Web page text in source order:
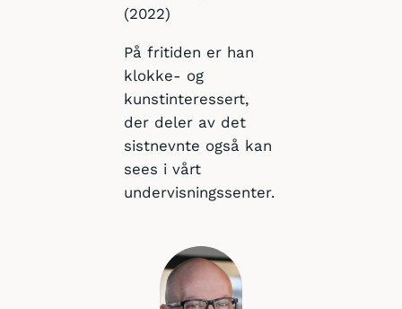
(2022)
På fritiden er han
klokke- og
kunstinteressert,
der deler av det
sistnevnte også kan
sees i vårt
undervisningssenter.